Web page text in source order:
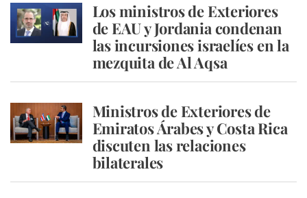
Los ministros de Exteriores
de EAU y Jordania condenan
las incursiones israelíes en la
mezquita de Al Aqsa
Ministros de Exteriores de
Emiratos Árabes y Costa Rica
discuten las relaciones
bilaterales